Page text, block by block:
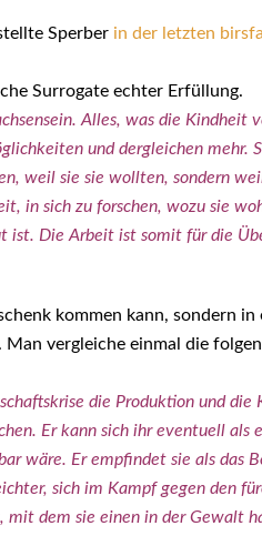
Sper­ber in der letz­ten
Sur­ro­ga­te ech­ter Erfül­lung.
Alles, was die
und der­glei­chen mehr.
weil sie sie woll­ten, son­dern
sich zu for­schen, wozu sie
Die Arbeit ist somit für die
kom­men kann, son­dern
ver­glei­che ein­mal die
die Pro­duk­ti­on und
Er kann sich ihr even­tu­ell
wäre. Er emp­fin­det sie als das
sich im Kampf gegen den
mit dem sie einen in der Gewalt